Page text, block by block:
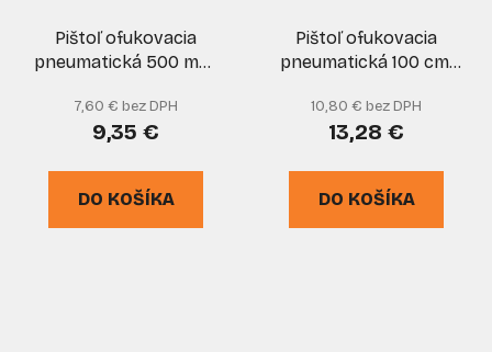
Pištoľ ofukovacia
pneumatická 500 mm,
7,60 € bez DPH
9,35 €
DO KOŠÍKA
Pištoľ ofukovacia
pneumatická 100 cm,
10,80 € bez DPH
13,28 €
DO KOŠÍKA